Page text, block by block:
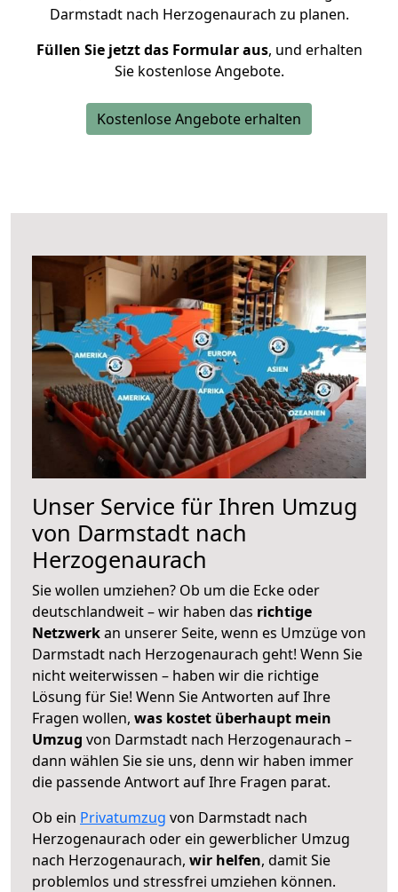
Darmstadt nach Herzogenaurach zu planen.
Füllen Sie jetzt das Formular aus, und erhalten
Sie kostenlose Angebote.
Kostenlose Angebote erhalten
Unser Service für Ihren Umzug
von Darmstadt nach
Herzogenaurach
Sie wollen umziehen? Ob um die Ecke oder
deutschlandweit – wir haben das richtige
Netzwerkan unserer Seite, wenn es Umzüge von
Darmstadt nach Herzogenaurach geht! Wenn Sie
nicht weiterwissen – haben wir die richtige
Lösung für Sie! Wenn Sie Antworten auf Ihre
Fragen wollen, was kostet überhaupt mein
Umzug von Darmstadt nach Herzogenaurach –
dann wählen Sie sie uns, denn wir haben immer
die passende Antwort auf Ihre Fragen parat.
Ob ein Privatumzug von Darmstadt nach
Herzogenaurach oder ein gewerblicher Umzug
nach Herzogenaurach, wir helfen, damit Sie
problemlos und stressfrei umziehen können.